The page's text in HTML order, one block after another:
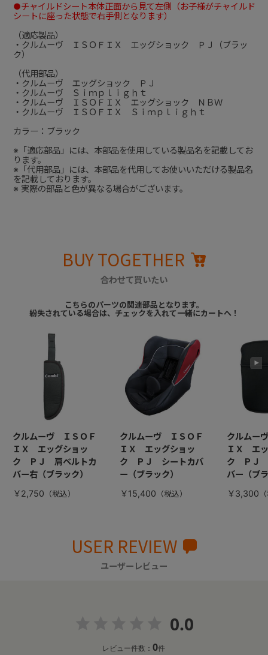
●チャイルドシート本体正面から見て左側（お子様がチャイルド
シートに座った状態で右手側となります）
（適応製品）
・クルムーヴ ＩＳＯＦＩＸ エッグショック ＰＪ（ブラッ
ク）
（代用部品）
・クルムーヴ エッグショック ＰＪ
・クルムーヴ Ｓｉｍｐｌｉｇｈｔ
・クルムーヴ ＩＳＯＦＩＸ エッグショック ＮＢＷ
・クルムーヴ ＩＳＯＦＩＸ Ｓｉｍｐｌｉｇｈｔ
カラー：ブラック
※「適応部品」には、本部品を使用している製品名を記載してお
ります。
※「代用部品」には、本部品を代用してお使いいただける製品名
を記載しております。
※ 実際の部品と色が異なる場合がございます。
BUY TOGETHER
合わせて買いたい
こちらのパーツの関連部品となります。
紛失されている場合は、チェックを入れて一緒にカートへ！
クルムーヴ ＩＳＯＦ
ＩＸ エッグショッ
ク ＰＪ 肩ベルトカ
バー右（ブラック）
￥2,750
クルムーヴ ＩＳＯＦ
ＩＸ エッグショッ
ク ＰＪ シートカバ
ー（ブラック）
￥15,400
クルムー
ＩＸ エ
ク ＰＪ
バー（ブ
￥3,300
USER REVIEW
ユーザーレビュー
0.0
レビュー件数：0件